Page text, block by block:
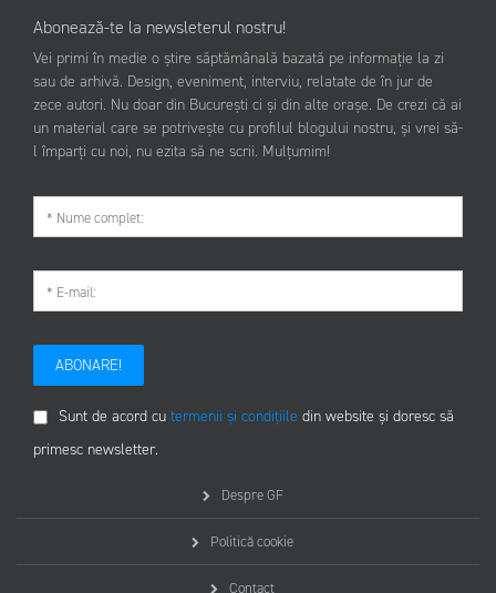
Abonează-te la newsleterul nostru!
Vei primi în medie o știre săptămânală bazată pe informație la zi
sau de arhivă. Design, eveniment, interviu, relatate de în jur de
zece autori. Nu doar din București ci și din alte orașe. De crezi că ai
un material care se potrivește cu profilul blogului nostru, și vrei să-
l împarți cu noi, nu ezita să ne scrii. Mulțumim!
ABONARE!
Sunt de acord cu termenii și condițiile din website și doresc să
primesc newsletter.
Despre GF
Politică cookie
Contact